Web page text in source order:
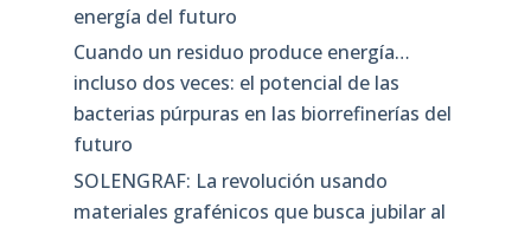
energía del futuro
Cuando un residuo produce energía…
incluso dos veces: el potencial de las
bacterias púrpuras en las biorrefinerías del
futuro
SOLENGRAF: La revolución usando
materiales grafénicos que busca jubilar al